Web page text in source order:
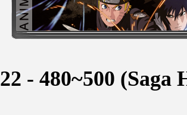
22 - 480~500